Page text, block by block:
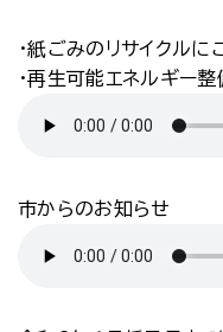
・紙ごみのリサイクルに
・再生可能エネルギー
市からのお知らせ